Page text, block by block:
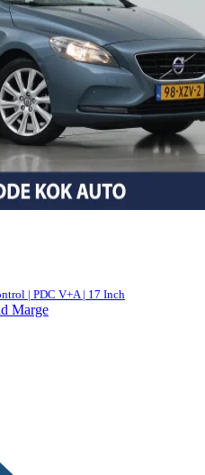
| PDC V+A | 17 Inch
Marge